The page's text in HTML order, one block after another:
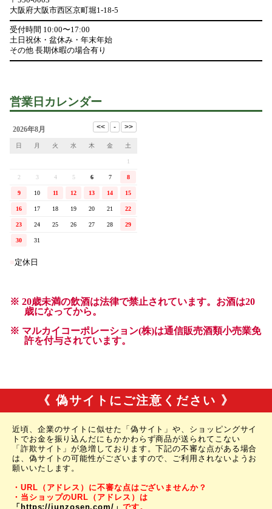
《 偽サイトにご注意ください 》
近頃、企業のサイトに似せた「偽サイト」や、ショッピングサイ
トでお金を振り込んだにもかかわらず商品が送られてこない
「詐欺サイト」が急増しております。下記の不審な点がある場合
は、偽サイトの可能性がございますので、ご利用されないようお
願いいたします。
・URL（アドレス）に不審な点はございませんか？
・当ショップのURL（アドレス）は
「https://junzosen.com/」 です。